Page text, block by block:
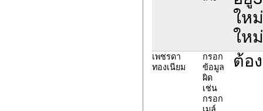
ให
ให
เพชรดา
ทองเนียม
กรอก
ข้อมูล
ผิด
เช่น
กรอก
เมล์
ต้อ